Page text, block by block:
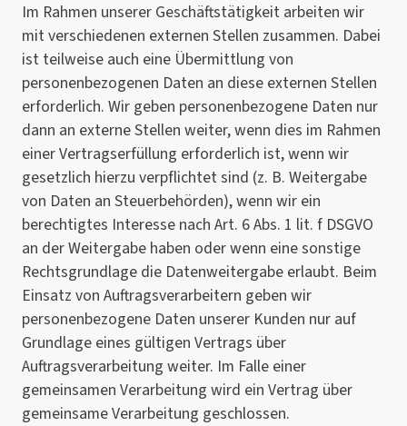
Im Rahmen unserer Geschäftstätigkeit arbeiten wir
mit verschiedenen externen Stellen zusammen. Dabei
ist teilweise auch eine Übermittlung von
personenbezogenen Daten an diese externen Stellen
erforderlich. Wir geben personenbezogene Daten nur
dann an externe Stellen weiter, wenn dies im Rahmen
einer Vertragserfüllung erforderlich ist, wenn wir
gesetzlich hierzu verpflichtet sind (z. B. Weitergabe
von Daten an Steuerbehörden), wenn wir ein
berechtigtes Interesse nach Art. 6 Abs. 1 lit. f DSGVO
an der Weitergabe haben oder wenn eine sonstige
Rechtsgrundlage die Datenweitergabe erlaubt. Beim
Einsatz von Auftragsverarbeitern geben wir
personenbezogene Daten unserer Kunden nur auf
Grundlage eines gültigen Vertrags über
Auftragsverarbeitung weiter. Im Falle einer
gemeinsamen Verarbeitung wird ein Vertrag über
gemeinsame Verarbeitung geschlossen.